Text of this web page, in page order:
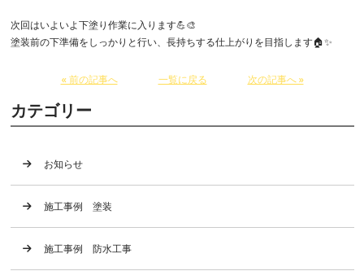
次回はいよいよ下塗り作業に入ります💪🎨
塗装前の下準備をしっかりと行い、長持ちする仕上がりを目指します🏠✨
« 前の記事へ 一覧に戻る 次の記事へ »
カテゴリー
お知らせ
施工事例 塗装
施工事例 防水工事